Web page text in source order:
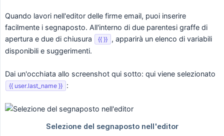
Quando lavori nell'editor delle firme email, puoi inserire
facilmente i segnaposto. All'interno di due parentesi graffe di
apertura e due di chiusura
{{ }} , apparirà un elenco di variabili
disponibili e suggerimenti.
Dai un'occhiata allo screenshot qui sotto: qui viene selezionato
{{ user.last_name }} :